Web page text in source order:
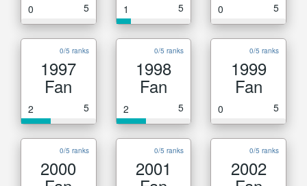
0 5 1 5 0 5
0/5 ranks
1997
Fan
2 5
0/5 ranks
1998
Fan
2 5
0/5 ranks
1999
Fan
0 5
0/5 ranks
2000
0/5 ranks
2001
0/5 ranks
2002